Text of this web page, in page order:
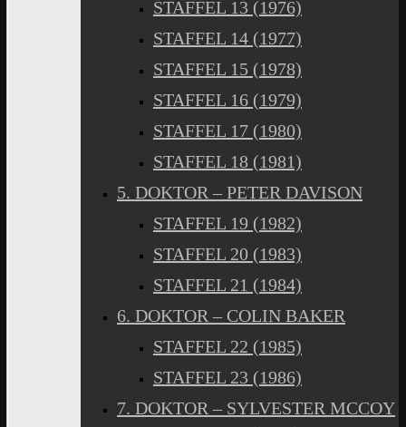
STAFFEL 13 (1976)
STAFFEL 14 (1977)
STAFFEL 15 (1978)
STAFFEL 16 (1979)
STAFFEL 17 (1980)
STAFFEL 18 (1981)
5. DOKTOR – PETER DAVISON
STAFFEL 19 (1982)
STAFFEL 20 (1983)
STAFFEL 21 (1984)
6. DOKTOR – COLIN BAKER
STAFFEL 22 (1985)
STAFFEL 23 (1986)
7. DOKTOR – SYLVESTER MCCOY